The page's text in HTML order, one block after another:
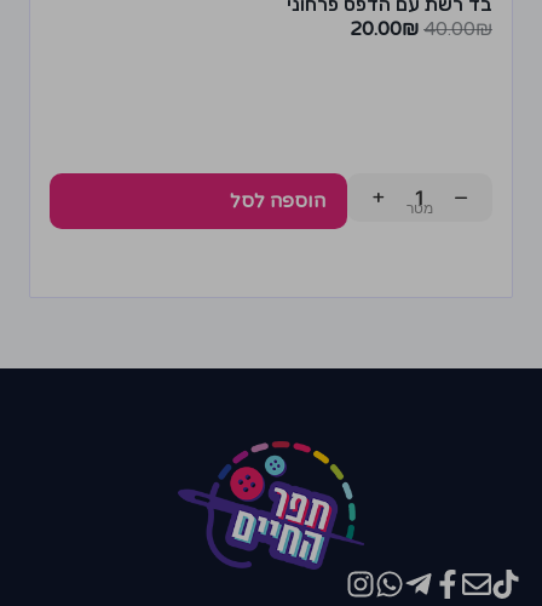
בד רשת עם הדפס פרחוני
40.00₪
20.00₪
−
+ הוספה לסל